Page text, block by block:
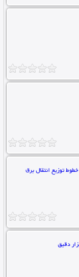
توزیع انتقال برق
دقیق